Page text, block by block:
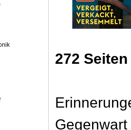
272 Seiten
Gegenwart